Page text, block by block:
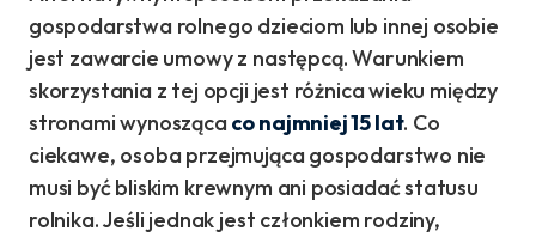
gospodarstwa rolnego dzieciom lub innej osobie
jest zawarcie umowy z następcą. Warunkiem
skorzystania z tej opcji jest różnica wieku między
stronami wynosząca co najmniej 15 lat. Co
ciekawe, osoba przejmująca gospodarstwo nie
musi być bliskim krewnym ani posiadać statusu
rolnika. Jeśli jednak jest członkiem rodziny,